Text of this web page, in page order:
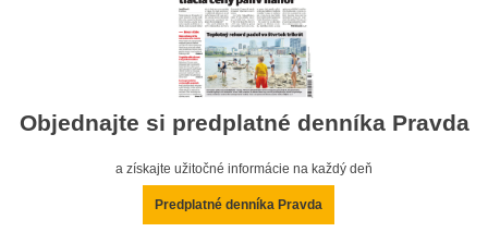
Objednajte si predplatné denníka Pravda
a získajte užitočné informácie na každý deň
Predplatné denníka Pravda